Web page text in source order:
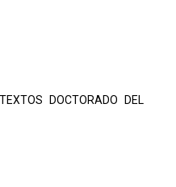
DOCTORADO DEL